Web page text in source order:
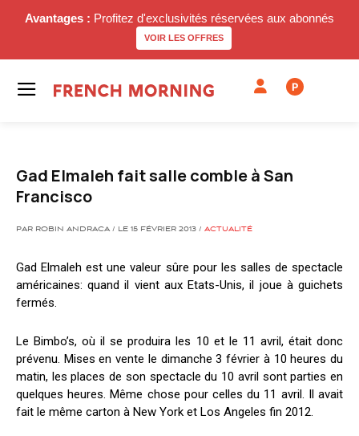
Avantages : Profitez d'exclusivités réservées aux abonnés
VOIR LES OFFRES
P
Gad Elmaleh fait salle comble à San
Francisco
PAR ROBIN ANDRACA / LE 15 FÉVRIER 2013 / ACTUALITÉ
Gad Elmaleh est une valeur sûre pour les salles de spectacle
américaines: quand il vient aux Etats-Unis, il joue à guichets
fermés.
Le Bimbo’s, où il se produira les 10 et le 11 avril, était donc
prévenu. Mises en vente le dimanche 3 février à 10 heures du
matin, les places de son spectacle du 10 avril sont parties en
quelques heures. Même chose pour celles du 11 avril. Il avait
fait le même carton à New York et Los Angeles fin 2012.